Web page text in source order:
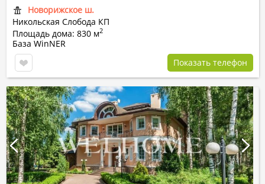
Новорижское ш.
Никольская Слобода КП
Площадь дома: 830 м2
База WinNER
Показать телефон